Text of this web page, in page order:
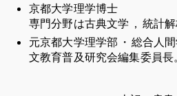
京都大学理学博士
専門分野は古典文学 ， 統計
元京都大学理学部 ・ 総合人
文教育普及研究会編集委員長